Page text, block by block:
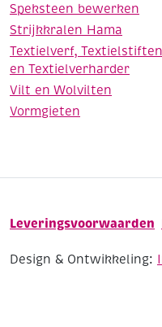
Speksteen bewerken
Strijkkralen Hama
Textielverf, Textielstiften
en Textielverharder
Vilt en Wolvilten
Vormgieten
Leveringsvoorwaarden
Design & Ontwikkeling: